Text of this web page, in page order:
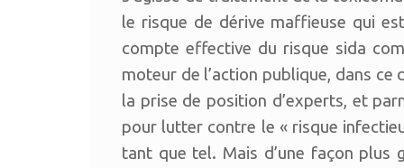
le risque de dérive maffieuse qui
compte effective du risque sida
moteur de l’action publique, dans ce
la prise de position d’experts, et
pour lutter contre le « risque
tant que tel. Mais d’une façon plus